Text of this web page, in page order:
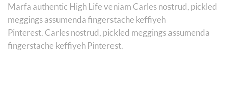
Marfa authentic High Life veniam Carles nostrud, pickled
meggings assumenda fingerstache keffiyeh
Pinterest. Carles nostrud, pickled meggings assumenda
fingerstache keffiyeh Pinterest.